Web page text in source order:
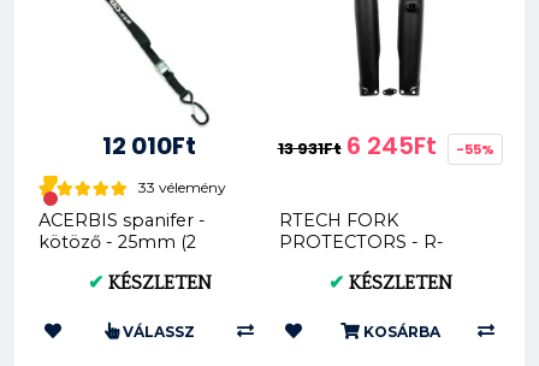
12 010Ft
33 vélemény
ACERBIS spanifer -
kötöző - 25mm (2
✔ KÉSZLETEN
VÁLASSZ
13 931Ft 6 245Ft -55%
RTECH FORK
PROTECTORS - R-
✔ KÉSZLETEN
KOSÁRBA